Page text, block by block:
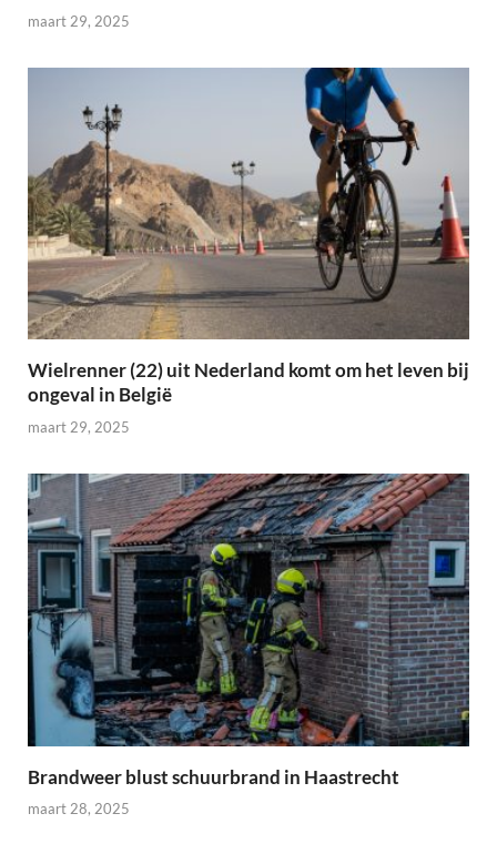
maart 29, 2025
Wielrenner (22) uit Nederland komt om het leven bij
ongeval in België
maart 29, 2025
Brandweer blust schuurbrand in Haastrecht
maart 28, 2025